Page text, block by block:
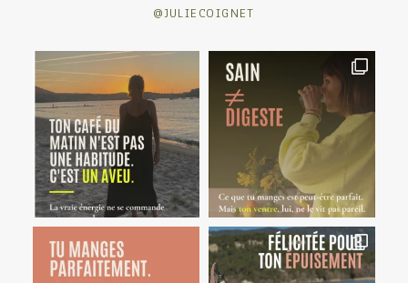
@JULIECOIGNET